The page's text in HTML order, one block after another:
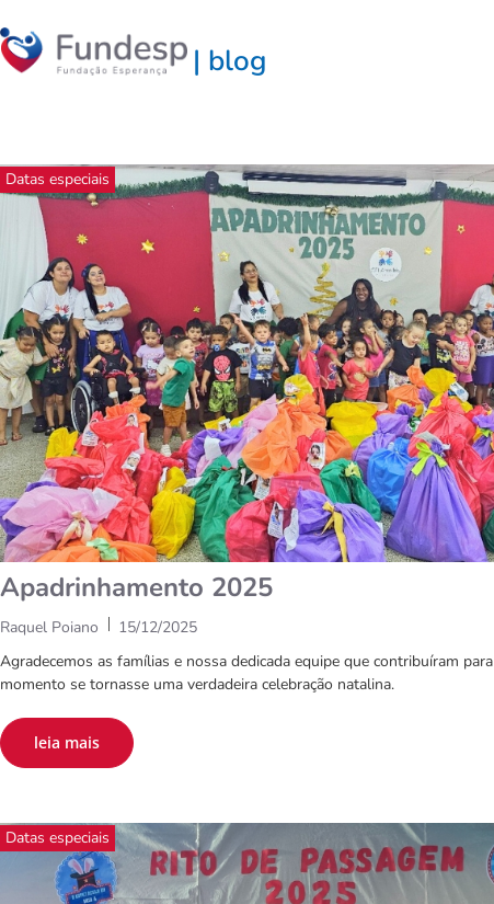
| blog
Datas especiais
Apadrinhamento 2025
Raquel Poiano | 15/12/2025
Agradecemos as famílias e nossa dedicada equipe que contribuíram
momento se tornasse uma verdadeira celebração natalina.
leia mais
Datas especiais